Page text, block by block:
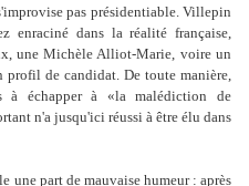
pas présidentiable. Villepin
enraciné dans la réalité française,
une Michèle Alliot-Marie, voire un
profil de candidat. De toute manière,
à échapper à «la malédiction de
n'a jusqu'ici réussi à être élu dans
une part de mauvaise humeur : après